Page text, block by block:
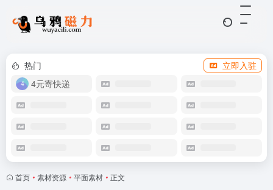
热门
立即入驻
4元寄快递
首页 • 素材资源 • 平面素材 • 正文